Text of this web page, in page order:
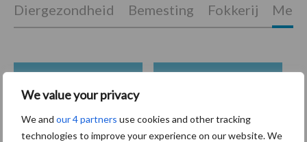
We value your privacy
We and our 4 partners use cookies and other tracking
technologies to improve your experience on our website. We
Diergezondheid Bemesting Fokkerij
Bedrijfsnieuws